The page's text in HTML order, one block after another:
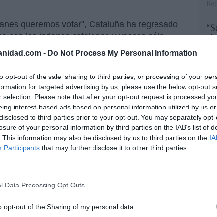
- Do Not Process My Personal Information
opt-out of the sale, sharing to third parties, or processing of your
for targeted advertising by us, please use the below opt-out
selection. Please note that after your opt-out request is processed
interest-based ads based on personal information utilized by us
to third parties prior to your opt-out. You may separately
of your personal information by third parties on the IAB’s list of
This information may also be disclosed by us to third parties on the
Participants that may further disclose it to other third parties.
Data Processing Opt Outs
opt-out of the Sharing of my personal data.
queremos votar", Cataluña ha regresado
con los indepes catalanes y vascos sólo
la mano dura. Y esto por una razón
se crecen y sus reclamaciones nunca tiene
Pedro Sánchez ya ha
en España. Esperemos que no desemboque
llegado a un punto en el que cualquier cosa
sanchista llega por el sprint
al 'problema catalán":
de conciencia, destrucción
de la infancia,
El